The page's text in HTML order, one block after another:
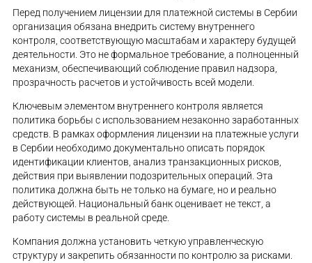
Перед получением лицензии для платежной системы в Сербии
организация обязана внедрить систему внутреннего
контроля, соответствующую масштабам и характеру будущей
деятельности. Это не формальное требование, а полноценный
механизм, обеспечивающий соблюдение правил надзора,
прозрачность расчетов и устойчивость всей модели.
Ключевым элементом внутреннего контроля является
политика борьбы с использованием незаконно заработанных
средств. В рамках оформления лицензии на платежные услуги
в Сербии необходимо документально описать порядок
идентификации клиентов, анализ транзакционных рисков,
действия при выявлении подозрительных операций. Эта
политика должна быть не только на бумаге, но и реально
действующей. Национальный банк оценивает не текст, а
работу системы в реальной среде.
Компания должна установить четкую управленческую
структуру и закрепить обязанности по контролю за рисками.